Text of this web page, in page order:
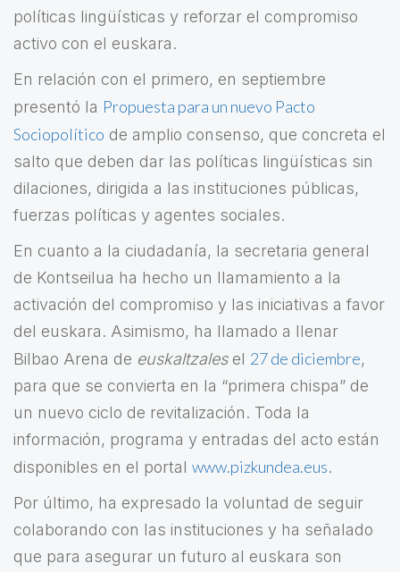
políticas lingüísticas y reforzar el compromiso
activo con el euskara.
En relación con el primero, en septiembre
presentó la Propuesta para un nuevo Pacto
Sociopolítico de amplio consenso, que concreta el
salto que deben dar las políticas lingüísticas sin
dilaciones, dirigida a las instituciones públicas,
fuerzas políticas y agentes sociales.
En cuanto a la ciudadanía, la secretaria general
de Kontseilua ha hecho un llamamiento a la
activación del compromiso y las iniciativas a favor
del euskara. Asimismo, ha llamado a llenar
Bilbao Arena de euskaltzalesel 27 de diciembre,
para que se convierta en la “primera chispa” de
un nuevo ciclo de revitalización. Toda la
información, programa y entradas del acto están
disponibles en el portal www.pizkundea.eus.
Por último, ha expresado la voluntad de seguir
colaborando con las instituciones y ha señalado
que para asegurar un futuro al euskara son